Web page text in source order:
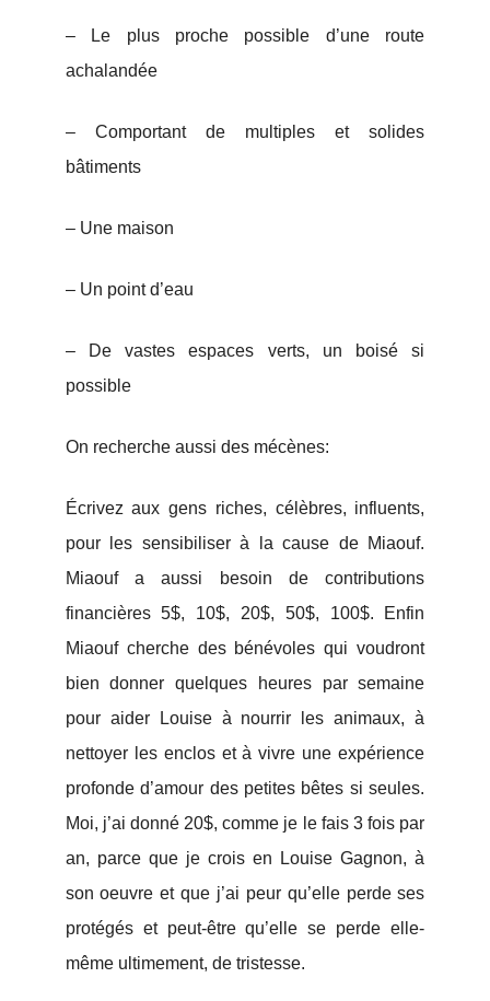
– Le plus proche possible d’une route
achalandée
– Comportant de multiples et solides
bâtiments
– Une maison
– Un point d’eau
– De vastes espaces verts, un boisé si
possible
On recherche aussi des mécènes:
Écrivez aux gens riches, célèbres, influents,
pour les sensibiliser à la cause de Miaouf.
Miaouf a aussi besoin de contributions
financières 5$, 10$, 20$, 50$, 100$. Enfin
Miaouf cherche des bénévoles qui voudront
bien donner quelques heures par semaine
pour aider Louise à nourrir les animaux, à
nettoyer les enclos et à vivre une expérience
profonde d’amour des petites bêtes si seules.
Moi, j’ai donné 20$, comme je le fais 3 fois par
an, parce que je crois en Louise Gagnon, à
son oeuvre et que j’ai peur qu’elle perde ses
protégés et peut-être qu’elle se perde elle-
même ultimement, de tristesse.